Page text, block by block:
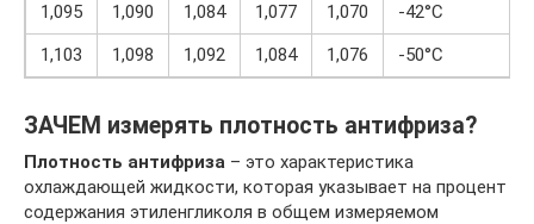
1,095
1,090 1,084 1,077 1,070 -42°C
1,103
1,098 1,092 1,084 1,076 -50°C
ЗАЧЕМ измерять плотность антифриза?
Плотность антифриза – это характеристика
охлаждающей жидкости, которая указывает на процент
содержания этиленгликоля в общем измеряемом